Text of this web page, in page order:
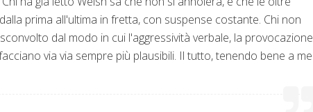
prima all'ultima in fretta, con suspense costante. Chi non
dal modo in cui l'aggressività verbale, la provocazione
via via sempre più plausibili. Il tutto, tenendo bene a